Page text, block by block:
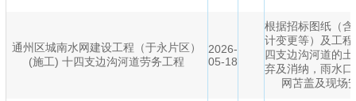
通州区城南水网建设工程（于永片区）
(施工) 十四支边沟河道劳务工程
2026-
05-18
根据招标图纸（
计变更等）及工
四支边沟河道的
弃及消纳，雨水
网苫盖及现场